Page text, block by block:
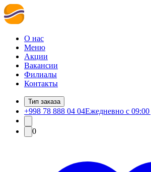
О нас
Меню
Акции
Вакансии
Филиалы
Контакты
Тип заказа
+998 78 888 04 04Ежедневно с 09:00
0